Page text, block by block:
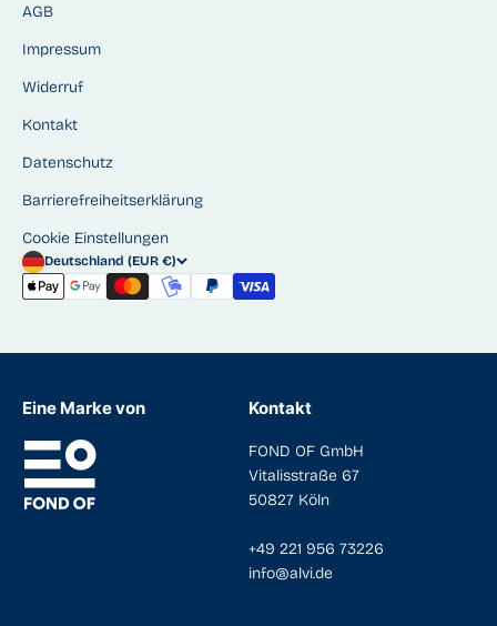
AGB
Impressum
Widerruf
Kontakt
Datenschutz
Barrierefreiheitserklärung
Cookie Einstellungen
Deutschland (EUR €)
Eine Marke von Kontakt
FOND OF GmbH
Vitalisstraße 67
50827 Köln
+49 221 956 73226
info@alvi.de